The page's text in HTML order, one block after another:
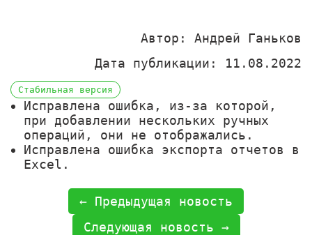
Автор: Андрей Ганьков
Дата публикации: 11.08.2022
Стабильная версия
Исправлена ошибка, из-за которой,
при добавлении нескольких ручных
операций, они не отображались.
Исправлена ошибка экспорта отчетов в
Excel.
← Предыдущая новость
Следующая новость →